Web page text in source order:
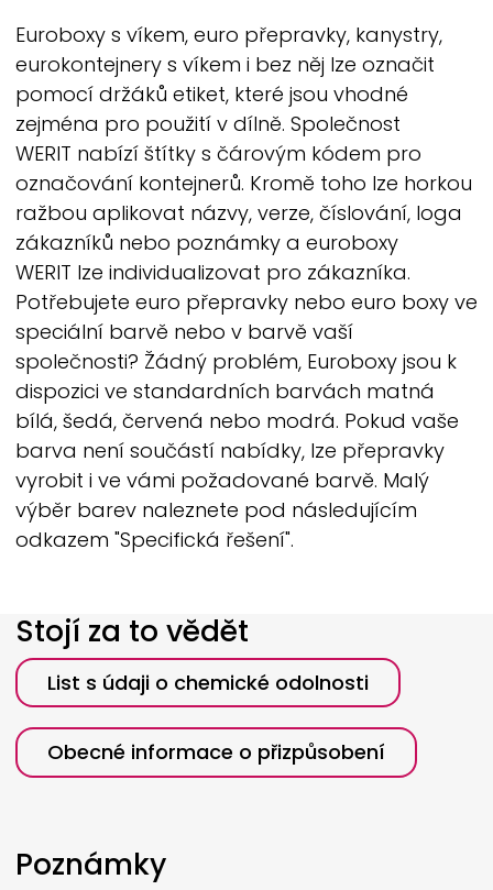
Euroboxy s víkem, euro přepravky, kanystry,
eurokontejnery s víkem i bez něj lze označit
pomocí držáků etiket, které jsou vhodné
zejména pro použití v dílně. Společnost
WERIT nabízí štítky s čárovým kódem pro
označování kontejnerů. Kromě toho lze horkou
ražbou aplikovat názvy, verze, číslování, loga
zákazníků nebo poznámky a euroboxy
WERIT lze individualizovat pro zákazníka.
Potřebujete euro přepravky nebo euro boxy ve
speciální barvě nebo v barvě vaší
společnosti? Žádný problém, Euroboxy jsou k
dispozici ve standardních barvách matná
bílá, šedá, červená nebo modrá. Pokud vaše
barva není součástí nabídky, lze přepravky
vyrobit i ve vámi požadované barvě. Malý
výběr barev naleznete pod následujícím
odkazem "Specifická řešení".
Stojí za to vědět
List s údaji o chemické odolnosti
Obecné informace o přizpůsobení
Poznámky